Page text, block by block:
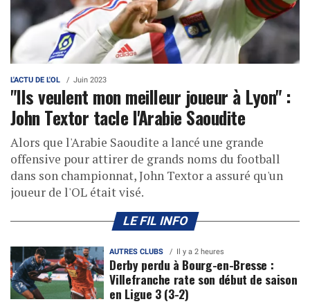
L'ACTU DE L'OL Juin 2023
"Ils veulent mon meilleur joueur à Lyon" :
John Textor tacle l'Arabie Saoudite
Alors que l'Arabie Saoudite a lancé une grande
offensive pour attirer de grands noms du football
dans son championnat, John Textor a assuré qu'un
joueur de l'OL était visé.
LE FIL INFO
AUTRES CLUBS Il y a 2 heures
Derby perdu à Bourg-en-Bresse :
Villefranche rate son début de saison
en Ligue 3 (3-2)